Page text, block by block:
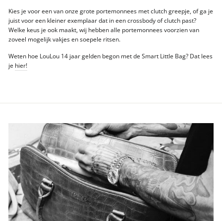
Kies je voor een van onze grote portemonnees met clutch greepje, of ga je
juist voor een kleiner exemplaar dat in een crossbody of clutch past?
Welke keus je ook maakt, wij hebben alle portemonnees voorzien van
zoveel mogelijk vakjes en soepele ritsen.
Weten hoe LouLou 14 jaar gelden begon met de Smart Little Bag? Dat lees
je hier!